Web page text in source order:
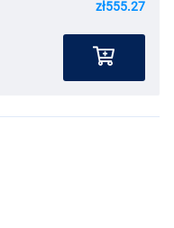
zł555.27